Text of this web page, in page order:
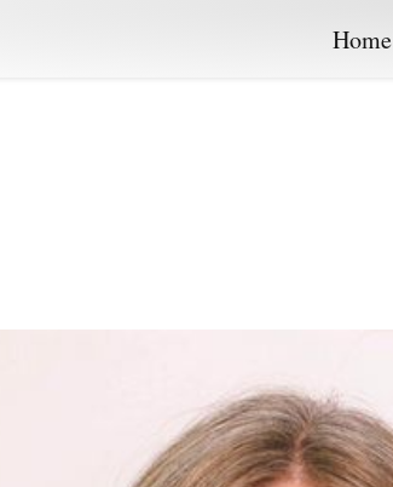
Home